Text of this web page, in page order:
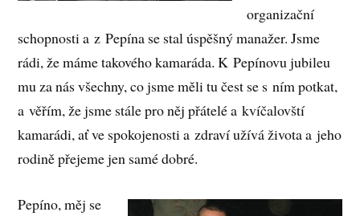
organizační
schopnosti a z Pepína se stal úspěšný manažer. Jsme
rádi, že máme takového kamaráda. K Pepínovu jubileu
mu za nás všechny, co jsme měli tu čest se s ním potkat,
a věřím, že jsme stále pro něj přátelé a kvíčalovští
kamarádi, ať ve spokojenosti a zdraví užívá života a jeho
rodině přejeme jen samé dobré.
Pepíno, měj se